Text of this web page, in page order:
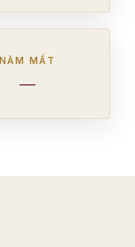
NĂM MẤT
—